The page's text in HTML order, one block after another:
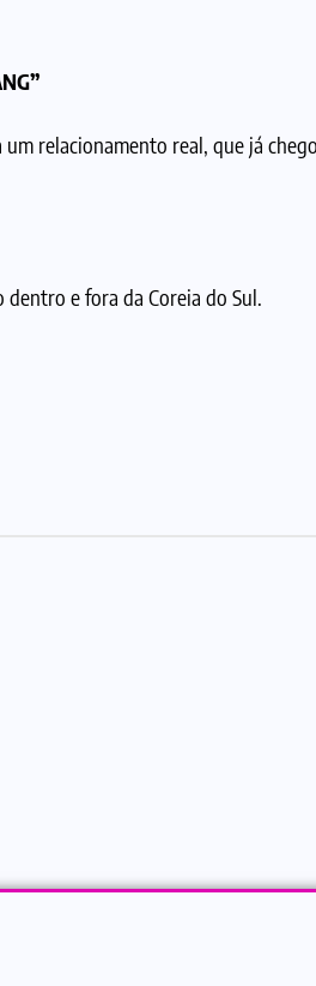
relacionamento real, que já
e fora da Coreia do Sul.